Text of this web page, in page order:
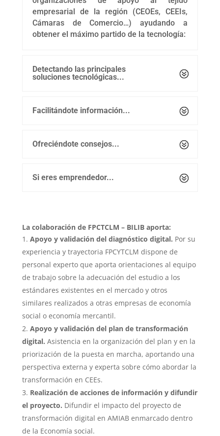
empresarial de la región (CEOEs, CEEIs,
Cámaras de Comercio…) ayudando a
obtener el máximo partido de la tecnología:
Detectando las principales
soluciones tecnológicas...
Facilitándote información...
Ofreciéndote consejos...
Si eres emprendedor...
La colaboración de FPCTCLM – BILIB aporta:
Apoyo y validación del diagnóstico digital. Por su
experiencia y trayectoria FPCYTCLM dispone de
personal experto que aporta orientaciones al equipo
de trabajo sobre la adecuación del estudio a los
estándares existentes en el mercado y otros
similares realizados a otras empresas de economía
social o economía mercantil.
Apoyo y validación del plan de transformación
digital. Asistencia en la organización del plan y en la
priorización de la puesta en marcha, aportando una
perspectiva externa y experta sobre cómo abordar la
transformación en CEEs.
Realización de acciones de información y difundir
el proyecto. Difundir el impacto del proyecto de
transformación digital en AMIAB enmarcado dentro
de la Economía social.